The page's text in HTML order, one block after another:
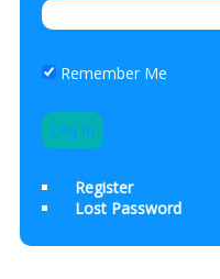
Remember Me
Register
Lost Password